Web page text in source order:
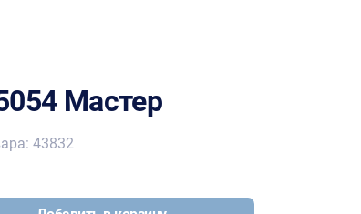
Мастер
43832